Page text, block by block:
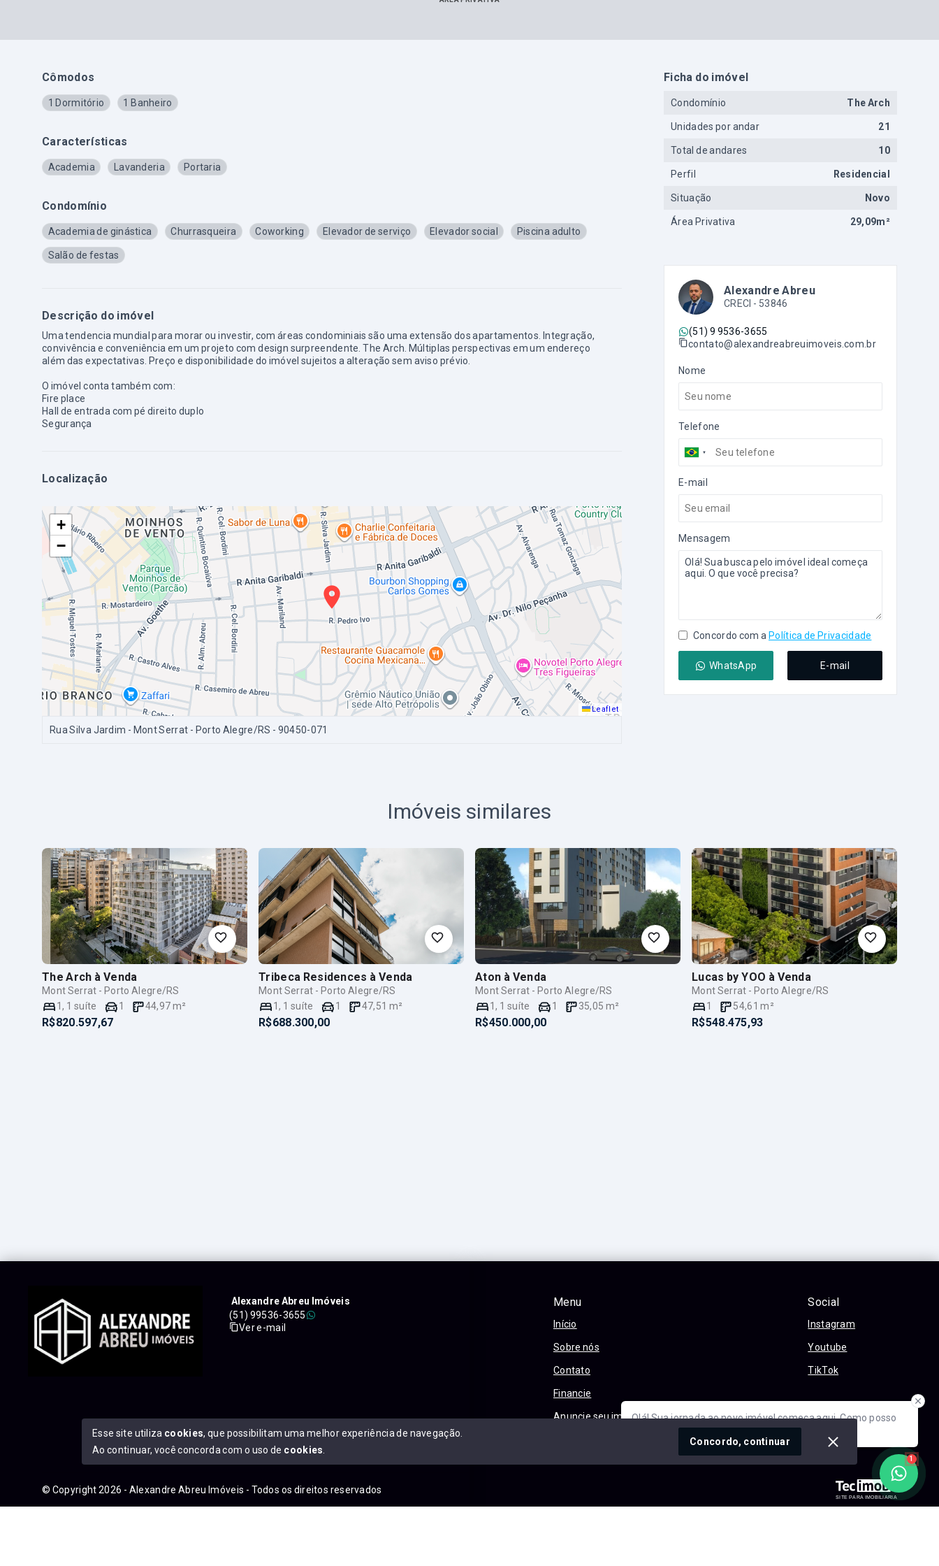
Cômodos
1 Dormitório 1 Banheiro
Características
Academia Lavanderia Portaria
Condomínio
Academia de ginástica Churrasqueira Coworking Elevador de serviço Elevador social Piscina adulto
Salão de festas
Descrição do imóvel
Uma tendencia mundial para morar ou investir, com áreas condominiais são uma extensão dos apartamentos. Integração,
convivência e conveniência em um projeto com design surpreendente. The Arch. Múltiplas perspectivas em um endereço
além das expectativas. Preço e disponibilidade do imóvel sujeitos a alteração sem aviso prévio.
O imóvel conta também com:
Fire place
Hall de entrada com pé direito duplo
Segurança
Localização
+
−
Leaflet
Rua Silva Jardim - Mont Serrat - Porto Alegre/RS - 90450-071
Ficha do imóvel
Condomínio The Arch
Unidades por andar 21
Total de andares 10
Perfil Residencial
Situação Novo
Área Privativa 29,09m²
Alexandre Abreu
CRECI - 53846
(51) 9 9536-3655
contato@alexandreabreuimoveis.com.br
Nome
Telefone
E-mail
Mensagem
Concordo com a Política de Privacidade
WhatsApp E-mail
Imóveis similares
The Arch à Venda
Mont Serrat - Porto Alegre/RS
1, 1 suíte 1 44,97m²
R$820.597,67
Tribeca Residences à Venda
Mont Serrat - Porto Alegre/RS
1, 1 suíte 1 47,51 m²
R$688.300,00
Aton à Venda
Mont Serrat - Porto Alegre/RS
1, 1 suíte 1 35,05 m²
R$450.000,00
Lucas by YOO à Venda
Mont Serrat - Porto Alegre/RS
1
54,61 m²
R$548.475,93
Olá! Sua jornada ao novo imóvel começa aqui. Como posso
1
Menu
Início
Sobre nós
Contato
Financie
Anuncie seu imóvel conosco
Social
Instagram
Youtube
TikTok
SITE PARA IMOBILIARIA
Alexandre Abreu Imóveis
(51) 99536-3655
Ver e-mail
© Copyright 2026 - Alexandre Abreu Imóveis - Todos os direitos reservados
Esse site utiliza cookies, que possibilitam uma melhor experiência de navegação.
Ao continuar, você concorda com o uso de cookies
Concordo, continuar